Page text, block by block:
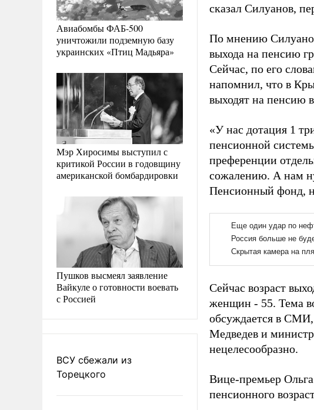
Авиабомбы ФАБ-500
уничтожили подземную базу
украинских «Птиц Мадьяра»
Мэр Хиросимы выступил с
критикой России в годовщину
американской бомбардировки
Пушков высмеял заявление
Вайкуле о готовности воевать
с Россией
ВСУ сбежали из
Торецкого
сказал Силуанов,
По мнению
выхода на пенсию
Сейчас, по его
напомнил, что в
выходят на пенсию
«У нас дотация 1
пенсионной
преференции
сожалению. А нам
Пенсионный фонд,
Сейчас возраст
женщин - 55. Тема
обсуждается в
Медведев и министр
нецелесообразно.
Вице-премьер
пенсионного